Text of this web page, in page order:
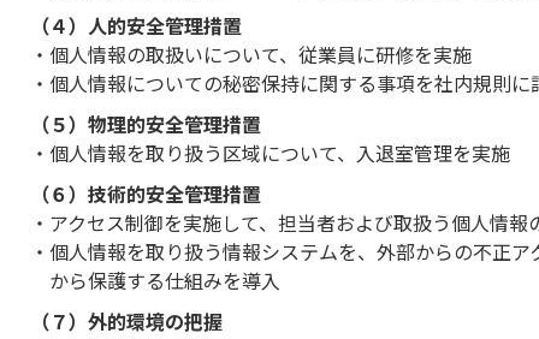
（４）人的安全管理措置
個人情報の取扱いについて、従業員に研修を実施
個人情報についての秘密保持に関する事項を社内規則に
（５）物理的安全管理措置
個人情報を取り扱う区域について、入退室管理を実施
（６）技術的安全管理措置
アクセス制御を実施して、担当者および取扱う個人情報
個人情報を取り扱う情報システムを、外部からの不正
から保護する仕組みを導入
（７）外的環境の把握